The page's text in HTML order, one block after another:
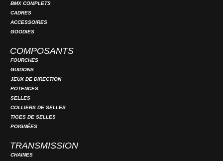
BMX COMPLETS
CADRES
ACCESSOIRES
GOODIES
COMPOSANTS
FOURCHES
GUIDONS
JEUX DE DIRECTION
POTENCES
SELLES
COLLIERS DE SELLES
TIGES DE SELLES
POIGNÉES
TRANSMISSION
CHAINES